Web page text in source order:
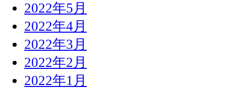
2022年5月
2022年4月
2022年3月
2022年2月
2022年1月